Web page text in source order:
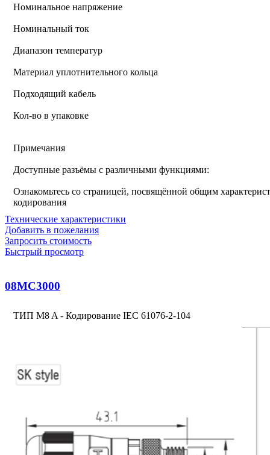
Номинальное напряжение
Номинальный ток
Диапазон температур
Материал уплотнительного кольца
Подходящий кабель
Кол-во в упаковке
Примечания
Доступные разъёмы с различными функциями:
Ознакомьтесь со страницей, посвящённой общим
кодирования
Технические характеристики
Добавить в пожелания
Запросить стоимость
Быстрый просмотр
08MC3000
ТИП M8 A - Кодирование IEC 61076-2-104